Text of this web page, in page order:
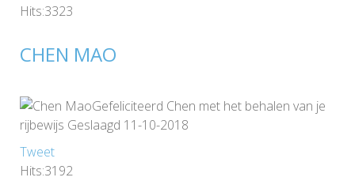
Hits:3323
CHEN MAO
Gefeliciteerd Chen met het behalen van je
rijbewijs Geslaagd 11-10-2018
Tweet
Hits:3192